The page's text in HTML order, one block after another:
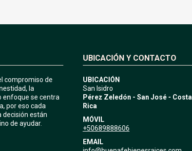
compromiso de
la
enfoque se centra
por eso cada
decisión están
de ayudar.
UBICACIÓN Y CONTACTO
UBICACIÓN
San Isidro
Pérez Zeledón - San José - Costa
Rica
MÓVIL
+50689888606
EMAIL